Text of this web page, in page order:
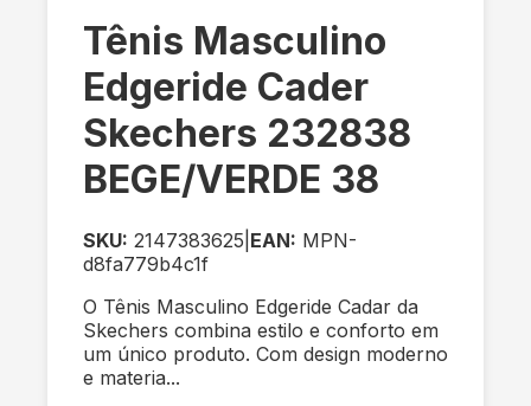
Tênis Masculino
Edgeride Cader
Skechers 232838
BEGE/VERDE 38
SKU: 2147383625 EAN: MPN-
d8fa779b4c1f
O Tênis Masculino Edgeride Cadar da
Skechers combina estilo e conforto em
um único produto. Com design moderno
e materia...